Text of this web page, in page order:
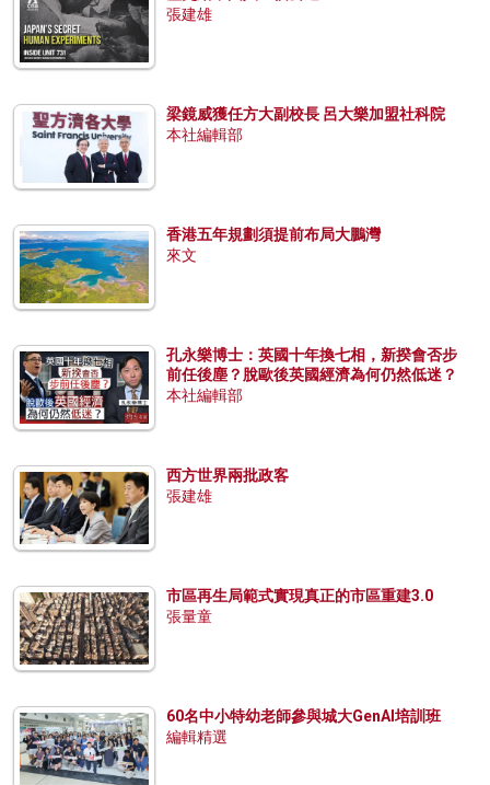
張建雄
梁鏡威獲任方大副校長 呂大樂加盟社科院
本社編輯部
香港五年規劃須提前布局大鵬灣
來文
孔永樂博士：英國十年換七相，新揆會否步
前任後塵？脫歐後英國經濟為何仍然低迷？
本社編輯部
西方世界兩批政客
張建雄
市區再生局範式實現真正的市區重建3.0
張量童
60名中小特幼老師參與城大GenAI培訓班
編輯精選